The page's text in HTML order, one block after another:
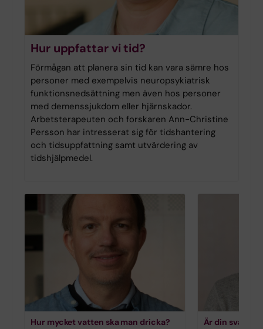
Hur uppfattar vi tid?
Förmågan att planera sin tid kan vara sämre hos
personer med exempelvis neuropsykiatrisk
funktionsnedsättning men även hos personer
med demenssjukdom eller hjärnskador.
Arbetsterapeuten och forskaren Ann-Christine
Persson har intresserat sig för tidshantering
och tidsuppfattning samt utvärdering av
tidshjälpmedel.
Hur mycket vatten ska man dricka? Är din